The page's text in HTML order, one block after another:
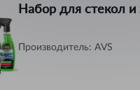
Каменогорск
Набор для стекол и
Производитель: AVS